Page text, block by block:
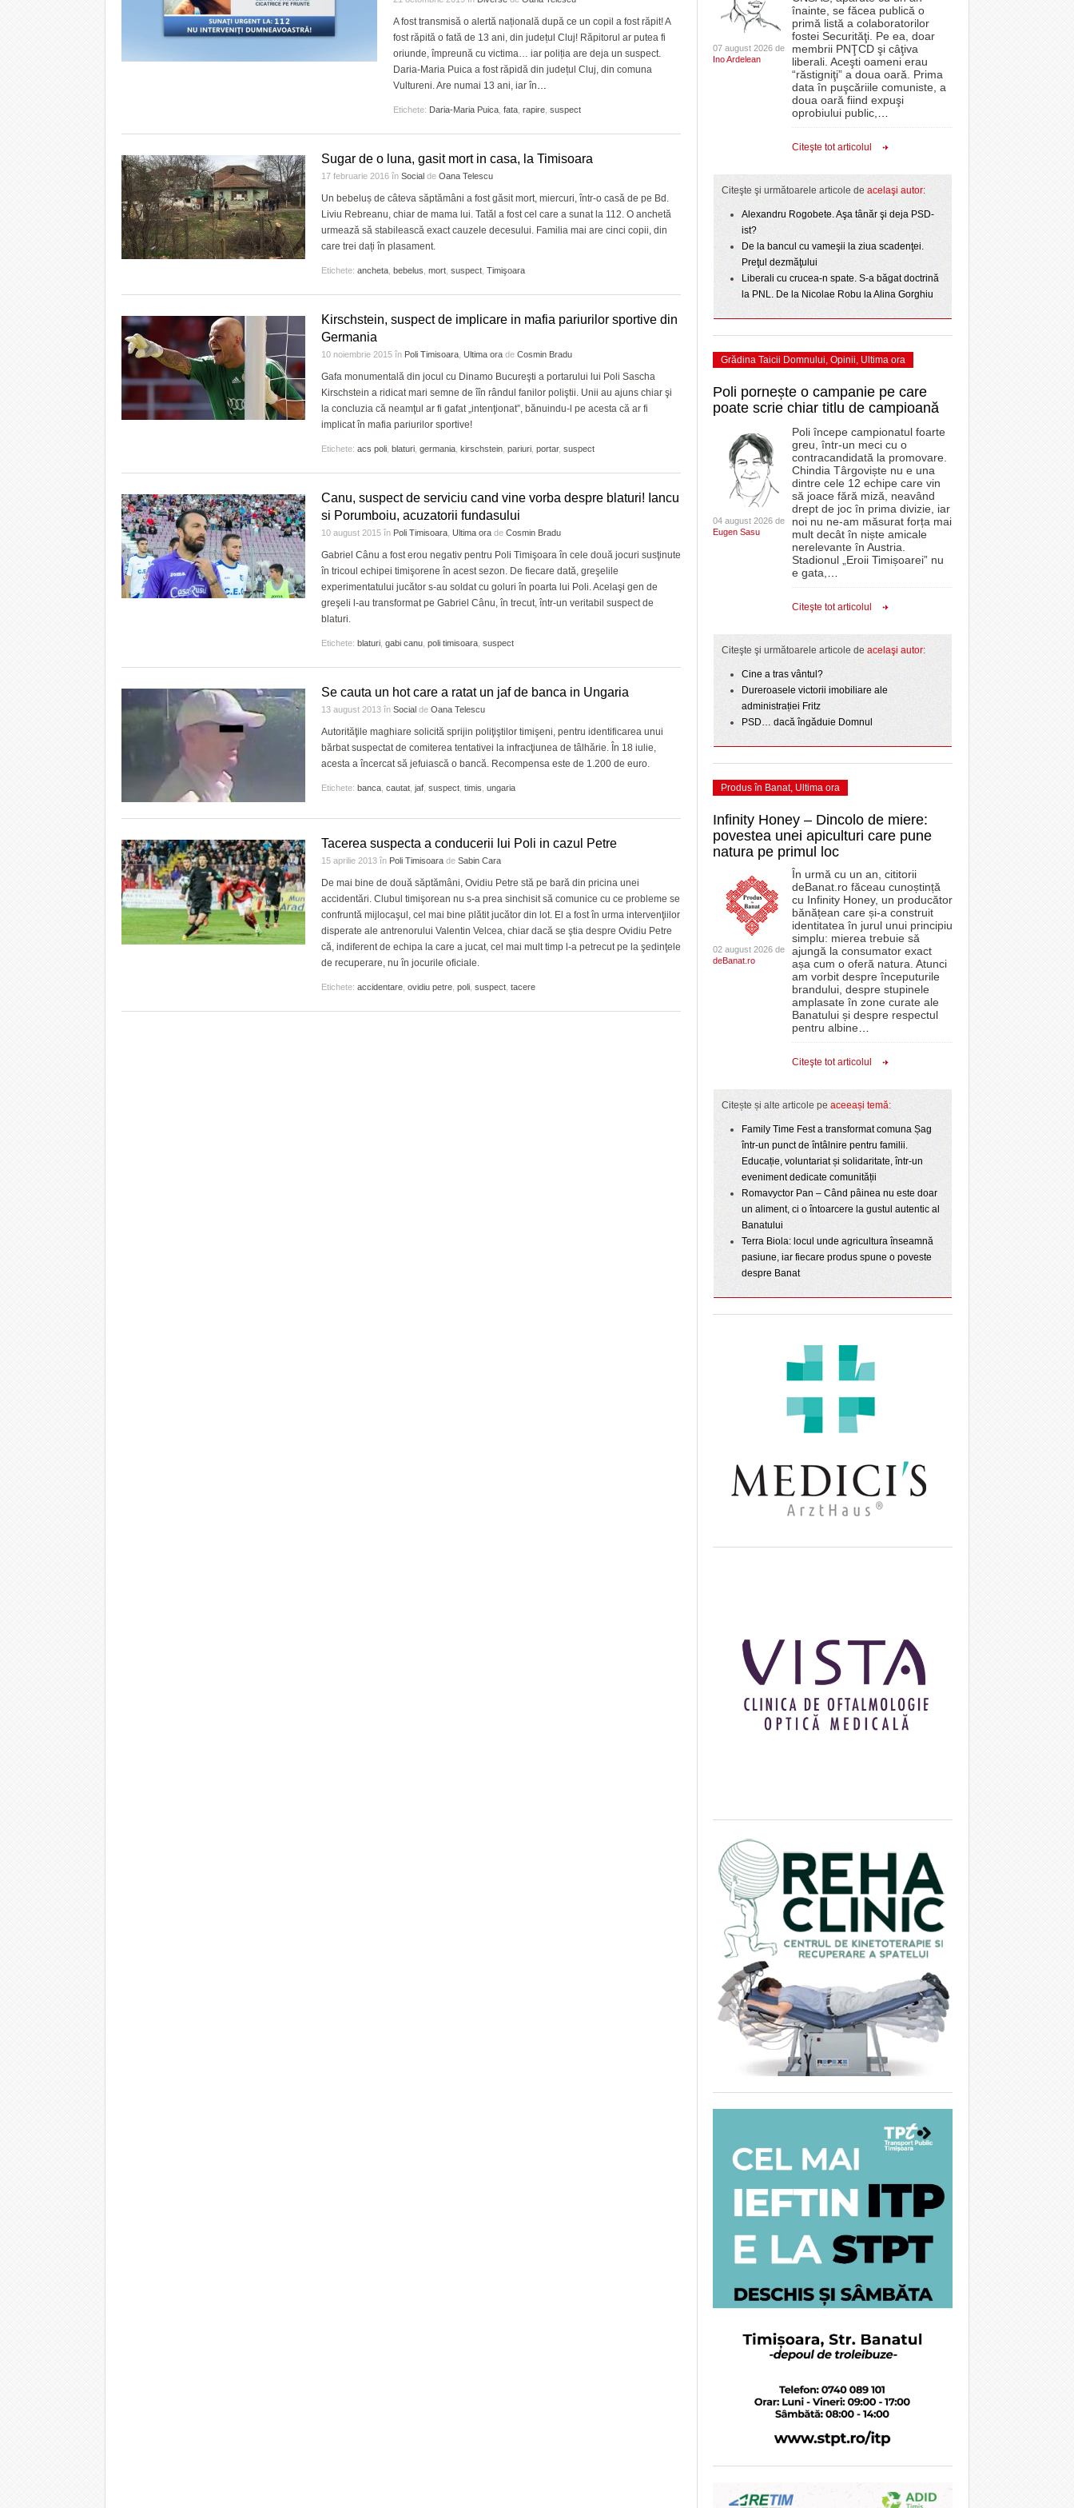
arhitectural din oraș
Timișoara are de luni șase noi cetățeni de
onoare/FOTO - 3 August 2026
View all
şi Ecaterina Andronescu
Sorin Şipoş nu le dă nicio speranţă PSD-iştilor:
“Nu veți câștiga niciodată Timișoara. Nici în
2028, nici în 3028, când Dominic Fritz sigur nu
Neacşu ia apărarea prefectului de Timiş în
View all
Politehnica Timișoara începe Superliga în
deplasare. Când sunt programate derby-urile
pentru play-off
- 4 August 2026
elita cu un meci tare, în care o nou-promovată
- 3 August 2026
ZIARISTU’ DE
TERASĂ
CU OIŞTEA-N
KIERKEGAARD
JOCURI ONLINE
Filmul „Ultimul ingredient”, o poveste a
Banatului în competiția internațională Food Film
Menu/VIDEO- 5 August 2026
Aflați secretele Timișoarei în cadrul unui nou tur
gratuit organizat de Asociația Turism Alternativ-
View all
proiectelor derulate de instituție din fonduri
europene/FOTO
ANAF oferă persoanelor fizice posibilitatea să
beneficieze de Declarația Unică 212
precompletată- 25 November 2025
CLIPURI VIDEO
JOCURI ONLINE
DIVERSE
FARMACII DIN
TIMIŞOARA
HARTA TIMIŞOAREI
LICEE, ŞCOLI ŞI
SFATUL MEDICULUI
A fost transmisă o alertă națională după ce un copil a fost răpit! A
fost răpită o fată de 13 ani, din județul Cluj! Răpitorul ar putea fi
oriunde, împreună cu victima… iar poliția are deja un suspect.
Daria-Maria Puica a fost răpidă din județul Cluj, din comuna
Vultureni. Are numai 13 ani, iar în…
Etichete: Daria-Maria Puica fata rapire suspect
Sugar de o luna, gasit mort in casa, la Timisoara
17 februarie 2016 în Social de Oana Telescu
Un bebeluș de câteva săptămâni a fost găsit mort, miercuri, într-o casă de pe Bd.
Liviu Rebreanu, chiar de mama lui. Tatăl a fost cel care a sunat la 112. O anchetă
urmează să stabilească exact cauzele decesului. Familia mai are cinci copii, din
care trei dați în plasament.
Etichete: ancheta bebelus mort suspect Timişoara
Kirschstein, suspect de implicare in mafia pariurilor sportive din
Germania
10 noiembrie 2015 în Poli Timisoara Ultima ora de Cosmin Bradu
Gafa monumentală din jocul cu Dinamo Bucureşti a portarului lui Poli Sascha
Kirschstein a ridicat mari semne de îîn rândul fanilor poliştii. Unii au ajuns chiar şi
la concluzia că neamţul ar fi gafat „intenţionat”, bănuindu-l pe acesta că ar fi
implicat în mafia pariurilor sportive!
Etichete: acs poli blaturi germania kirschstein pariuri portar, suspect
Canu, suspect de serviciu cand vine vorba despre blaturi! Iancu
si Porumboiu, acuzatorii fundasului
10 august 2015 în Poli Timisoara Ultima ora de Cosmin Bradu
Gabriel Cânu a fost erou negativ pentru Poli Timişoara în cele două jocuri susţinute
în tricoul echipei timişorene în acest sezon. De fiecare dată, greşelile
experimentatului jucător s-au soldat cu goluri în poarta lui Poli. Acelaşi gen de
greşeli l-au transformat pe Gabriel Cânu, în trecut, într-un veritabil suspect de
blaturi.
Etichete: blaturi gabi canu poli timisoara suspect
Se cauta un hot care a ratat un jaf de banca in Ungaria
13 august 2013 în Social de Oana Telescu
Autorităţile maghiare solicită sprijin poliţiştilor timişeni, pentru identificarea unui
bărbat suspectat de comiterea tentativei la infracţiunea de tâlhărie. În 18 iulie,
acesta a încercat să jefuiască o bancă. Recompensa este de 1.200 de euro.
Etichete: banca cautat jaf suspect timis ungaria
Tacerea suspecta a conducerii lui Poli in cazul Petre
15 aprilie 2013 în Poli Timisoara de Sabin Cara
De mai bine de două săptămâni, Ovidiu Petre stă pe bară din pricina unei
accidentări. Clubul timişorean nu s-a prea sinchisit să comunice cu ce probleme se
confruntă mijlocaşul, cel mai bine plătit jucător din lot. El a fost în urma intervenţiilor
disperate ale antrenorului Valentin Velcea, chiar dacă se ştia despre Ovidiu Petre
că, indiferent de echipa la care a jucat, cel mai mult timp l-a petrecut pe la şedinţele
de recuperare, nu în jocurile oficiale.
Etichete: accidentare ovidiu petre poli suspect tacere
07 august 2026 de
Ino Ardelean
înainte, se făcea publică o
primă listă a colaboratorilor
fostei Securităţi. Pe ea, doar
membrii PNŢCD şi câţiva
liberali. Aceşti oameni erau
“răstigniţi” a doua oară. Prima
data în puşcăriile comuniste, a
doua oară fiind expuşi
oprobiului public,
Citeşte tot articolul
Citeşte şi următoarele articole de acelaşi autor:
Alexandru Rogobete. Aşa tânăr şi deja PSD-
ist?
De la bancul cu vameşii la ziua scadenţei.
Preţul dezmăţului
Liberali cu crucea-n spate. S-a băgat doctrină
la PNL. De la Nicolae Robu la Alina Gorghiu
Grădina Taicii Domnului, Opinii, Ultima ora
Poli pornește o campanie pe care
poate scrie chiar titlu de campioană
04 august 2026 de
Eugen Sasu
Poli începe campionatul foarte
greu, într-un meci cu o
contracandidată la promovare.
Chindia Târgoviște nu e una
dintre cele 12 echipe care vin
să joace fără miză, neavând
drept de joc în prima divizie, iar
noi nu ne-am măsurat forța mai
mult decât în niște amicale
nerelevante în Austria.
Stadionul „Eroii Timișoarei” nu
e gata,
Citeşte tot articolul
Citeşte şi următoarele articole de acelaşi autor:
Cine a tras vântul?
Dureroasele victorii imobiliare ale
administrației Fritz
PSD… dacă îngăduie Domnul
Produs în Banat, Ultima ora
Infinity Honey – Dincolo de miere:
povestea unei apiculturi care pune
natura pe primul loc
02 august 2026 de
deBanat.ro
În urmă cu un an, cititorii
deBanat.ro făceau cunoștință
cu Infinity Honey, un producător
bănățean care și-a construit
identitatea în jurul unui principiu
simplu: mierea trebuie să
ajungă la consumator exact
așa cum o oferă natura. Atunci
am vorbit despre începuturile
brandului, despre stupinele
amplasate în zone curate ale
Banatului și despre respectul
pentru albine
Citeşte tot articolul
Citește și alte articole pe aceeași temă:
Family Time Fest a transformat comuna Șag
într-un punct de întâlnire pentru familii.
Educație, voluntariat și solidaritate, într-un
eveniment dedicate comunității
Romavyctor Pan – Când pâinea nu este doar
un aliment, ci o întoarcere la gustul autentic al
Banatului
Terra Biola: locul unde agricultura înseamnă
pasiune, iar fiecare produs spune o poveste
despre Banat